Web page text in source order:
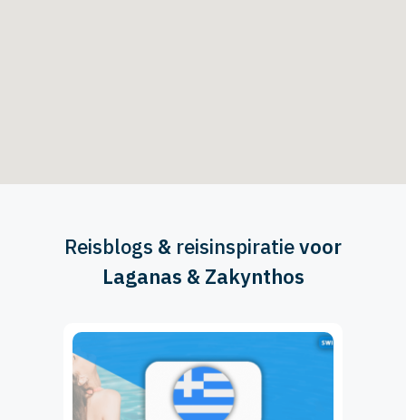
Reisblogs & reisinspiratievoor
Laganas & Zakynthos